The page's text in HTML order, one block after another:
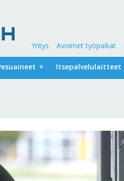
Yritys Avoimet työpaikat
Itsepalvelulaitteet